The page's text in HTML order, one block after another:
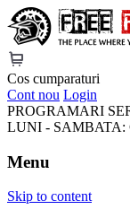
Cos cumparaturi
Cont nou Login
PROGRAMARI
LUNI - SAMBATA:
Menu
Skip to content